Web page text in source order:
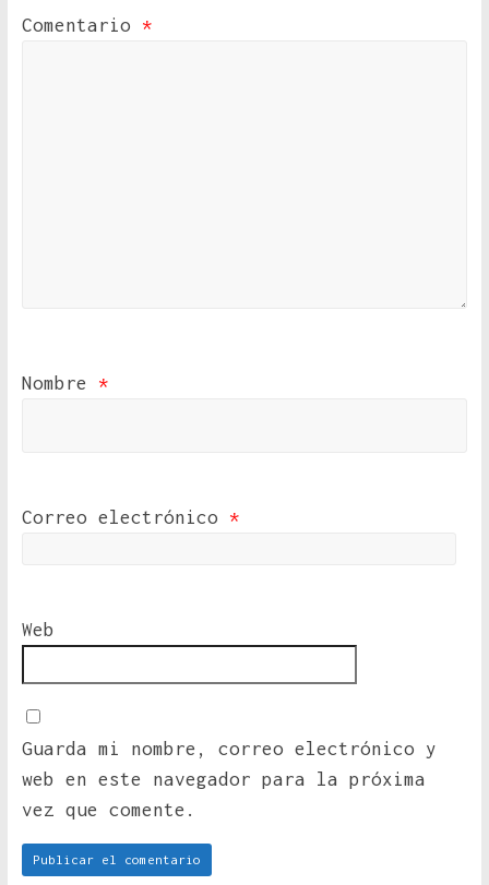
Comentario *
Nombre *
Correo electrónico *
Web
Guarda mi nombre, correo electrónico y
web en este navegador para la próxima
vez que comente.